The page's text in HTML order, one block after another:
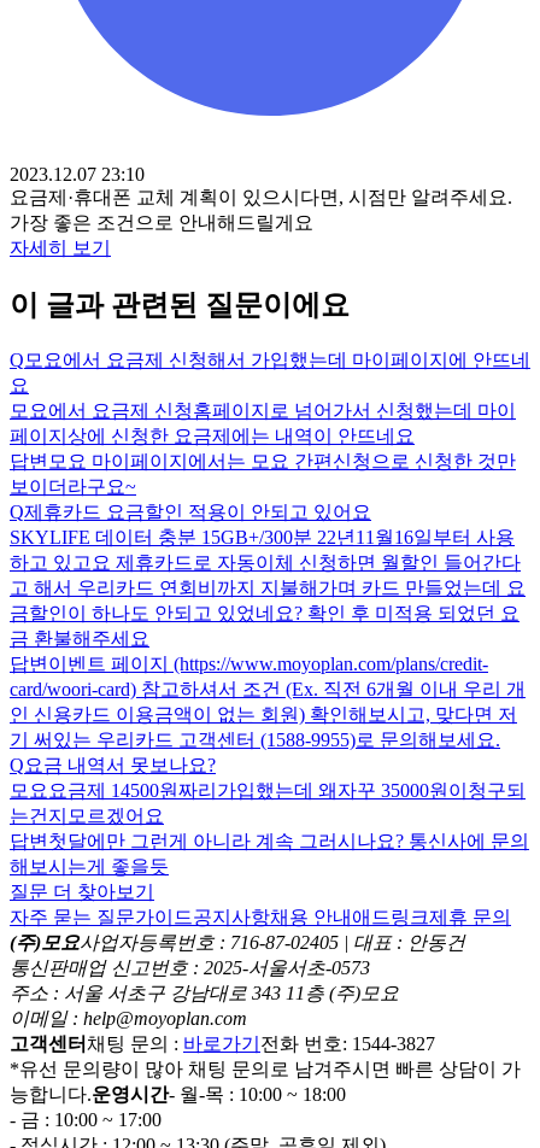
2023.12.07 23:10
요금제·휴대폰 교체 계획이 있으시다면, 시점만 알려주세요.
가장 좋은 조건으로 안내해드릴게요
자세히 보기
이 글과 관련된 질문이에요
Q 모요에서 요금제 신청해서 가입했는데 마이페이지에 안뜨네
요
모요에서 요금제 신청홈페이지로 넘어가서 신청했는데 마이
페이지상에 신청한 요금제에는 내역이 안뜨네요
답변 모요 마이페이지에서는 모요 간편신청으로 신청한 것만
보이더라구요~
Q제휴카드 요금할인 적용이 안되고 있어요
SKYLIFE 데이터 충분 15GB+/300분 22년11월16일부터 사용
하고 있고요 제휴카드로 자동이체 신청하면 월할인 들어간다
고 해서 우리카드 연회비까지 지불해가며 카드 만들었는데 요
금할인이 하나도 안되고 있었네요? 확인 후 미적용 되었던 요
금 환불해주세요
답변 이벤트 페이지 (https://www.moyoplan.com/plans/credit-
card/woori-card) 참고하셔서 조건 (Ex. 직전 6개월 이내 우리 개
인 신용카드 이용금액이 없는 회원) 확인해보시고, 맞다면 저
기 써있는 우리카드 고객센터 (1588-9955)로 문의해보세요.
Q요금 내역서 못보나요?
모요요금제 14500원짜리가입했는데 왜자꾸 35000원이청구되
는건지모르겠어요
답변 첫달에만 그런게 아니라 계속 그러시나요? 통신사에 문의
해보시는게 좋을듯
질문 더 찾아보기
자주 묻는 질문가이드공지사항채용 안내 애드링크제휴 문의
(주)모요사업자등록번호 : 716-87-02405 | 대표 : 안동건
통신판매업 신고번호 : 2025-서울서초-0573
주소 : 서울 서초구 강남대로 343 11층 (주)모요
이메일 : help@moyoplan.com
고객센터 채팅 문의 : 바로가기 전화 번호: 1544-3827
*유선 문의량이 많아 채팅 문의로 남겨주시면 빠른 상담이 가
능합니다.운영시간- 월-목 : 10:00 ~ 18:00
- 금 : 10:00 ~ 17:00